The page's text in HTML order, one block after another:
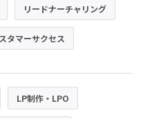
リードナーチャリング
タマーサクセス
LP制作・LPO